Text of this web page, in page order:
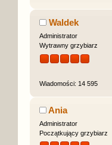
Waldek
Administrator
Wytrawny grzybiarz
Wiadomości: 14 595
Ania
Administrator
Początkujący grzybiarz